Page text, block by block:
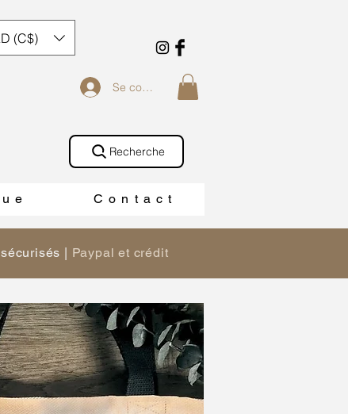
Se connecter
e C o n t a c t
Recherche
(C$)
| Paypal et crédit